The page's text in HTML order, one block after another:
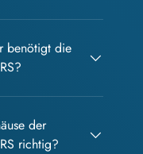
benötigt die
der
richtig?